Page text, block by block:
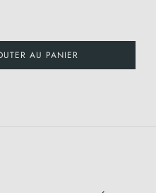
AU PANIER